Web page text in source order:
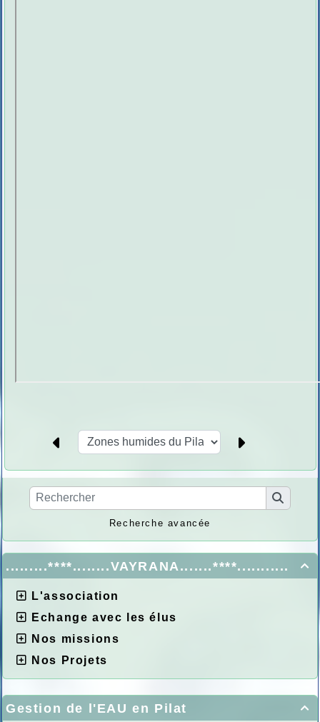
Recherche avancée

.........****........VAYRANA.......****...........
L'association
Echange avec les élus
Nos missions
Nos Projets

Gestion de l'EAU en Pilat